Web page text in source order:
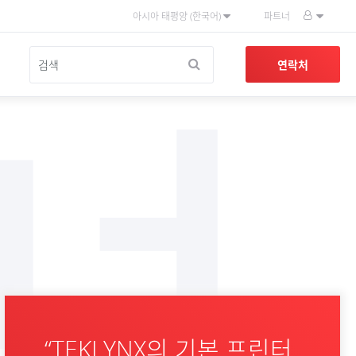
아시아 태평양 (한국어) 파트너
연락처
“TEKLYNX의 기본 프린터